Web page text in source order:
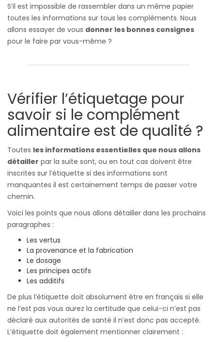
S’il est impossible de rassembler dans un même papier
toutes les informations sur tous les compléments. Nous
allons essayer de vous donner les bonnes consignes
pour le faire par vous-même ?
Vérifier l’étiquetage pour
savoir si le complément
alimentaire est de qualité ?
Toutes les informations essentielles que nous allons
détailler par la suite sont, ou en tout cas doivent être
inscrites sur l’étiquette si des informations sont
manquantes il est certainement temps de passer votre
chemin.
Voici les points que nous allons détailler dans les prochains
paragraphes :
Les vertus
La provenance et la fabrication
Le dosage
Les principes actifs
Les additifs
De plus l’étiquette doit absolument être en français si elle
ne l’est pas vous aurez la certitude que celui-ci n’est pas
déclaré aux autorités de santé il n’est donc pas accepté.
L’étiquette doit également mentionner clairement :